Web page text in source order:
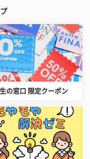
の窓口 限定クーポン